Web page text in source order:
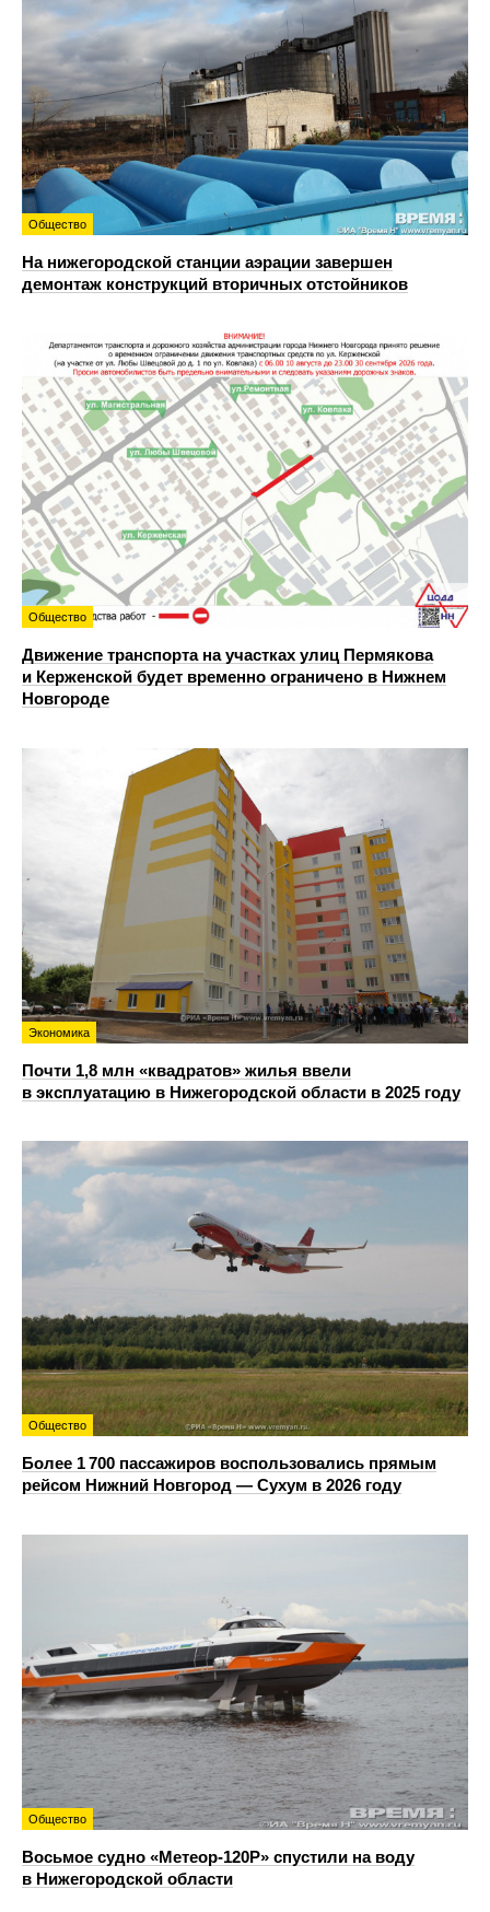
Общество
На нижегородской станции аэрации завершен
демонтаж конструкций вторичных отстойников
Общество
Движение транспорта на участках улиц Пермякова
и Керженской будет временно ограничено в Нижнем
Новгороде
Экономика
Почти 1,8 млн «квадратов» жилья ввели
в эксплуатацию в Нижегородской области в 2025 году
Общество
Более 1 700 пассажиров воспользовались прямым
рейсом Нижний Новгород — Сухум в 2026 году
Общество
Восьмое судно «Метеор-120Р» спустили на воду
в Нижегородской области